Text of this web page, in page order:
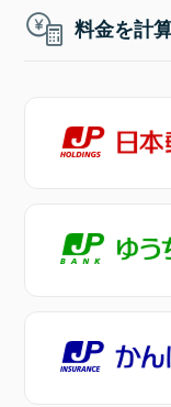
料金を計